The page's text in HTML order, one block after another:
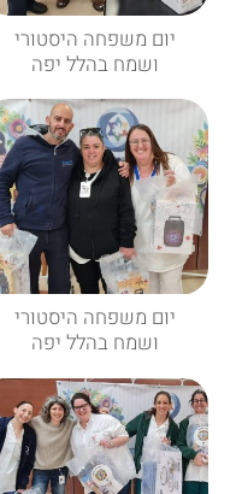
יום משפחה היסטורי
ושמח בהלל יפה
יום משפחה היסטורי
ושמח בהלל יפה